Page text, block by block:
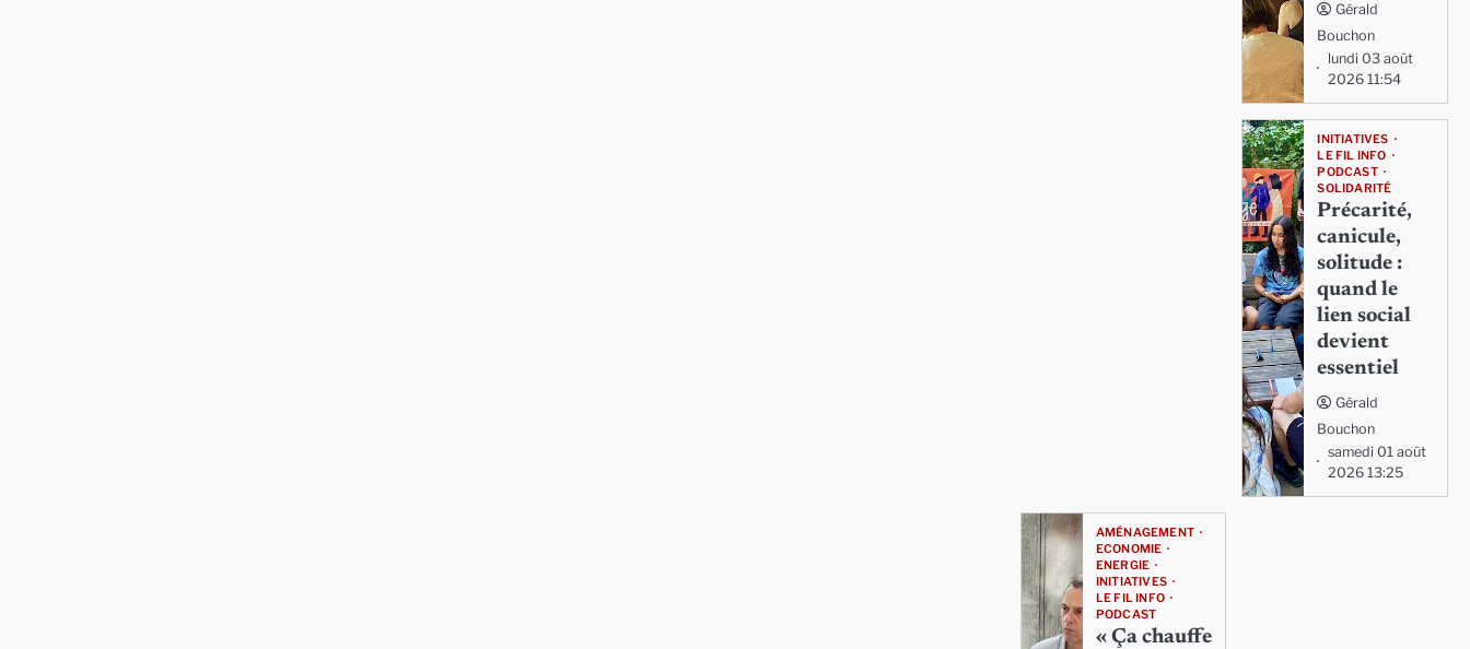
Gérald
Bouchon
lundi 03 août
2026 11:54
INITIATIVES
LE FIL INFO
PODCAST
SOLIDARITÉ
Précarité,
canicule,
solitude :
quand le
lien social
devient
essentiel
Gérald
Bouchon
samedi 01 août
2026 13:25
AMÉNAGEMENT
ECONOMIE
ENERGIE
INITIATIVES
LE FIL INFO
PODCAST
« Ça chauffe